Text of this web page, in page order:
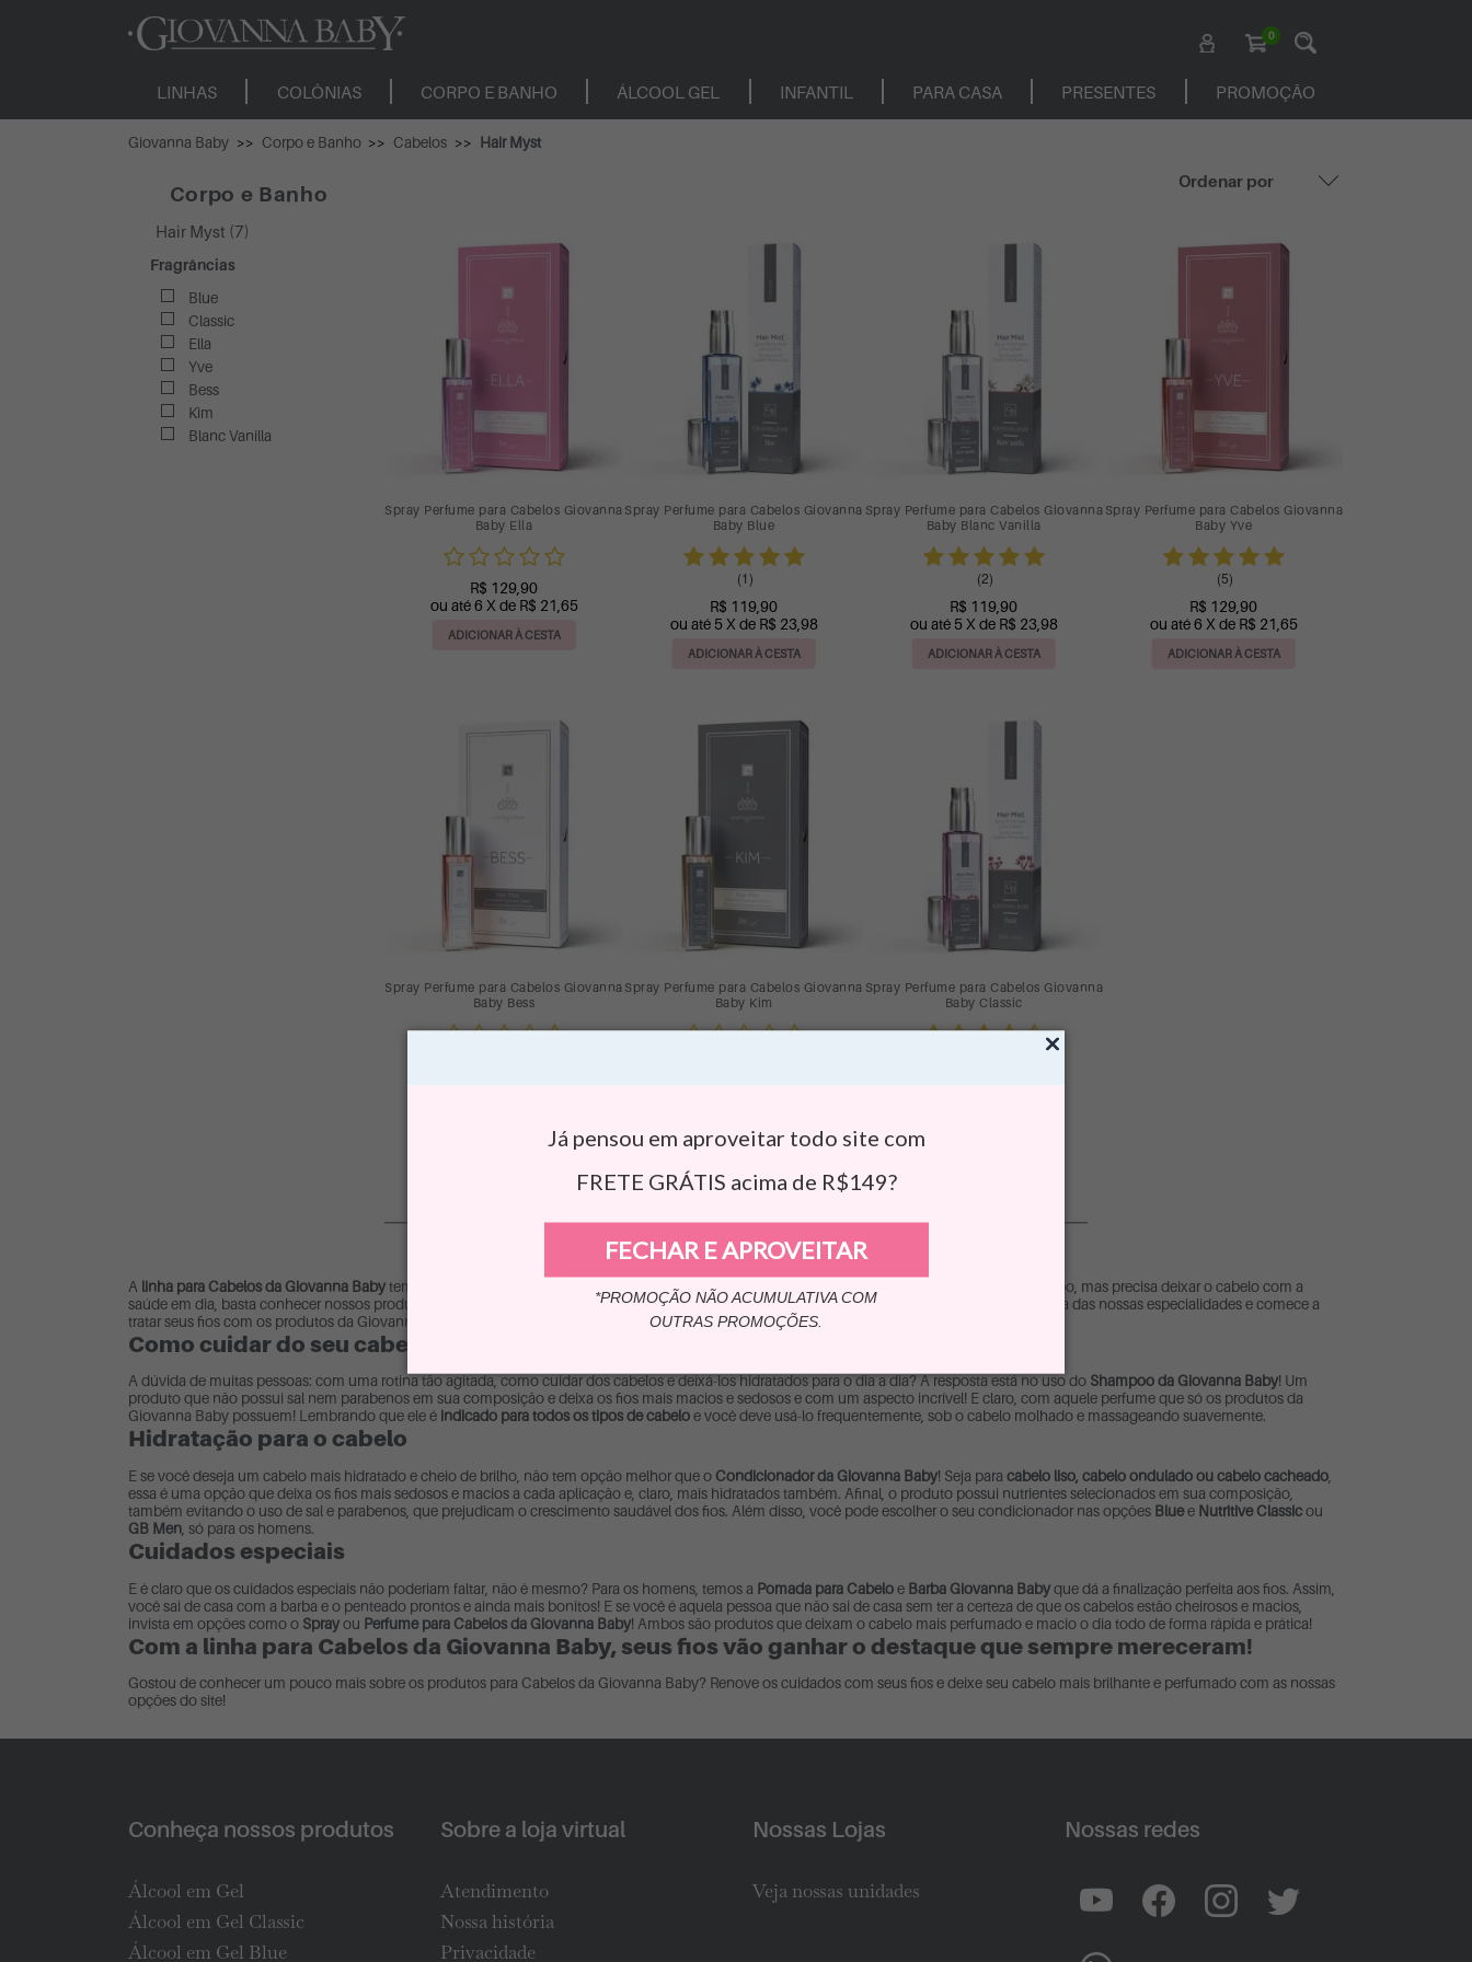
Já pensou em aproveitar todo site com
FRETE GRÁTIS acima de R$149?
FECHAR E APROVEITAR
*PROMOÇÃO NÃO ACUMULATIVA COM
OUTRAS PROMOÇÕES.
0
LINHAS COLÔNIAS CORPO E BANHO ÁLCOOL GEL INFANTIL PARA CASA PRESENTES PROMOÇÃO
Giovanna Baby Corpo e Banho Cabelos Hair Myst
Corpo e Banho
Hair Myst (7)
Fragrâncias
Blue
Classic
Ella
Yve
Bess
Kim
Blanc Vanilla
Spray Perfume para Cabelos Giovanna
Baby Ella
R$ 129,90
ou até 6 X de R$ 21,65
ADICIONAR À CESTA
Spray Perfume para Cabelos Giovanna
Baby Blue
(1)
R$ 119,90
ou até 5 X de R$ 23,98
ADICIONAR À CESTA
Spray Perfume para Cabelos Giovanna
Baby Blanc Vanilla
(2)
R$ 119,90
ou até 5 X de R$ 23,98
ADICIONAR À CESTA
Spray Perfume para Cabelos Giovanna
Baby Yve
(5)
R$ 129,90
ou até 6 X de R$ 21,65
ADICIONAR À CESTA
Spray Perfume para Cabelos Giovanna
Baby Bess
Spray Perfume para Cabelos Giovanna
Baby Kim
Spray Perfume para Cabelos Giovanna
Baby Classic
Conheça a linha completa para Cabelos da Giovanna Baby
A linha para Cabelos da Giovanna Babytem tudo o que você precisa para manter os fios limpos e sedosos! Para você que não possui muito tempo, mas precisa deixar o cabelo com a
saúde em dia, basta conhecer nossos produtos para cuidados especiais com nutrientes que irão cuidar e hidratar seus fios! Acompanhe cada uma das nossas especialidades e comece a
tratar seus fios com os produtos da Giovanna Baby!
Como cuidar do seu cabelo?
A dúvida de muitas pessoas: com uma rotina tão agitada, como cuidar dos cabelos e deixá-los hidratados para o dia a dia? A resposta está no uso do Shampoo da Giovanna Baby! Um
produto que não possui sal nem parabenos em sua composição e deixa os fios mais macios e sedosos e com um aspecto incrível! E claro, com aquele perfume que só os produtos da
Giovanna Baby possuem! Lembrando que ele é indicado para todos os tipos de cabeloe você deve usá-lo frequentemente, sob o cabelo molhado e massageando suavemente.
Hidratação para o cabelo
E se você deseja um cabelo mais hidratado e cheio de brilho, não tem opção melhor que o Condicionador da Giovanna Baby! Seja para cabelo liso, cabelo ondulado ou cabelo cacheado
essa é uma opção que deixa os fios mais sedosos e macios a cada aplicação e, claro, mais hidratados também. Afinal, o produto possui nutrientes selecionados em sua composição,
também evitando o uso de sal e parabenos, que prejudicam o crescimento saudável dos fios. Além disso, você pode escolher o seu condicionador nas opções Bluee Nutritive Classicou
GB Men , só para os homens.
Cuidados especiais
E é claro que os cuidados especiais não poderiam faltar, não é mesmo? Para os homens, temos a Pomada para Cabeloe Barba Giovanna Babyque dá a finalização perfeita aos fios. Assim,
você sai de casa com a barba e o penteado prontos e ainda mais bonitos! E se você é aquela pessoa que não sai de casa sem ter a certeza de que os cabelos estão cheirosos e macios,
invista em opções como o Sprayou Perfume para Cabelos da Giovanna Baby! Ambos são produtos que deixam o cabelo mais perfumado e macio o dia todo de forma rápida e prática!
Com a linha para Cabelos da Giovanna Baby, seus fios vão ganhar o destaque que sempre mereceram!
Gostou de conhecer um pouco mais sobre os produtos para Cabelos da Giovanna Baby? Renove os cuidados com seus fios e deixe seu cabelo mais brilhante e perfumado com as nossas
opções do site!
Conheça nossos produtos
Álcool em Gel
Álcool em Gel Classic
Álcool em Gel Blue
Sobre a loja virtual
Atendimento
Nossa história
Privacidade
Nossas Lojas
Veja nossas unidades
Nossas redes